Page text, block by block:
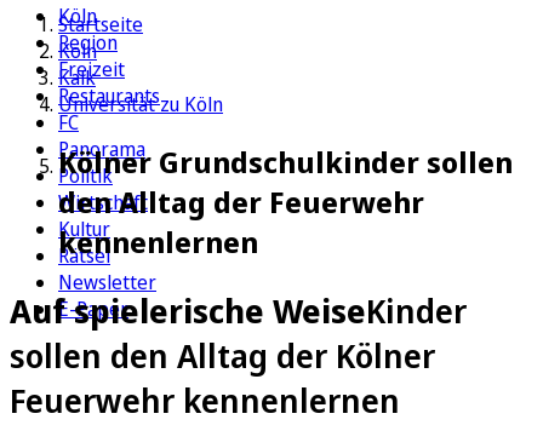
Köln
Region
Freizeit
Restaurants
FC
Panorama
Politik
Wirtschaft
Kultur
Rätsel
Newsletter
E-Paper
Startseite
Köln
Kalk
Universität zu Köln
Kölner Grundschulkinder sollen
den Alltag der Feuerwehr
kennenlernen
Auf spielerische WeiseKinder
sollen den Alltag der Kölner
Feuerwehr kennenlernen